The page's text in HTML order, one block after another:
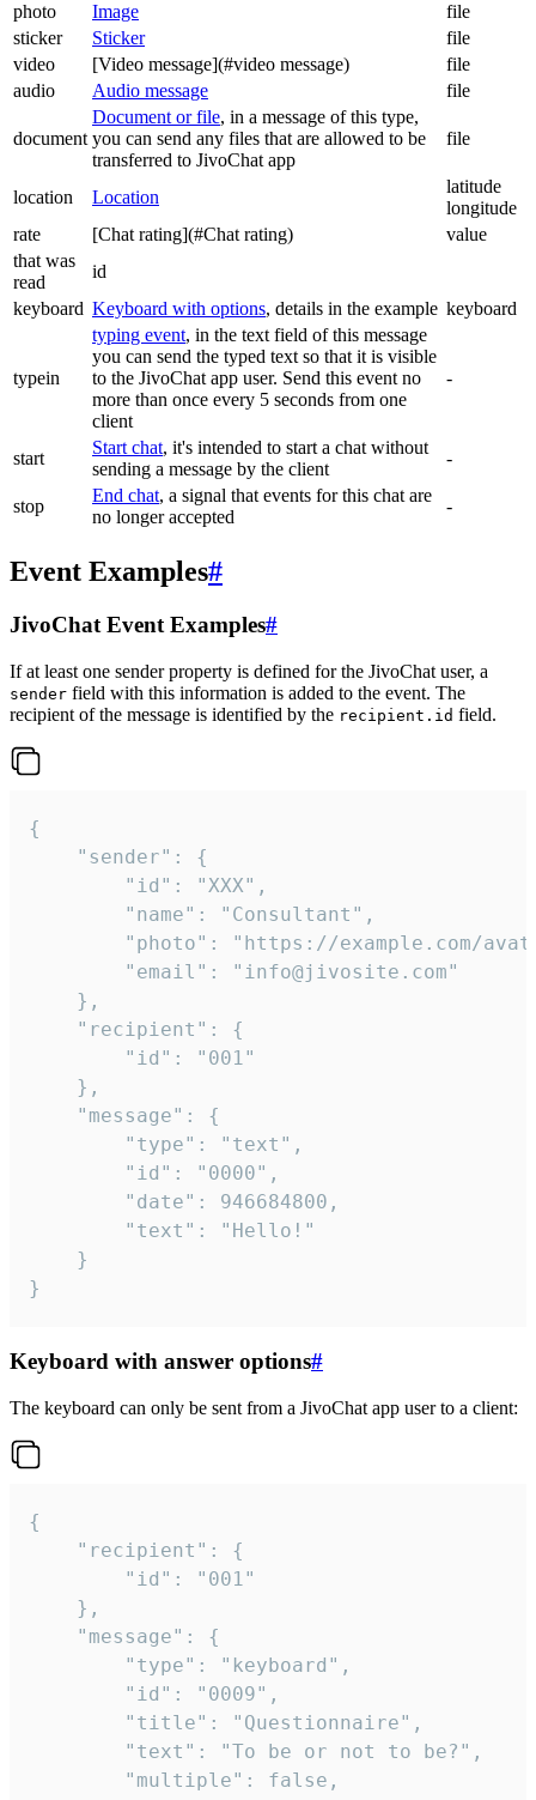
photo
Image
file
sticker
Sticker
file
video
[Video message](#video message)
file
audio
Audio message file
document
Document or file, in a message of this type,
you can send any files that are allowed to be
transferred to JivoChat app
file
location Location
latitude
longitude
rate
[Chat rating](#Chat rating)
value
that was
read
id
keyboard Keyboard with options, details in the example keyboard
typein
typing event, in the text field of this message
you can send the typed text so that it is visible
to the JivoChat app user. Send this event no
more than once every 5 seconds from one
client
-
start
Start chat, it's intended to start a chat without
sending a message by the client
-
stop
End chat, a signal that events for this chat are
no longer accepted
-
Event Examples#
JivoChat Event Examples#
If at least one sender property is defined for the JivoChat user, a
sender field with this information is added to the event. The
recipient of the message is identified by the recipient.id field.
{
}
Keyboard with answer options#
The keyboard can only be sent from a JivoChat app user to a client:
{